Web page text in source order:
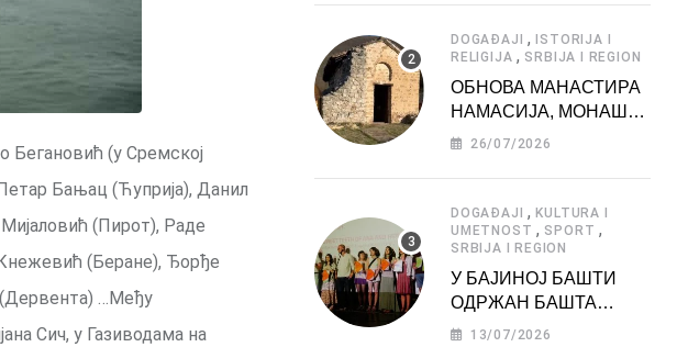
Бегановић (у Сремској
Бањац (Ћуприја), Данил
(Пирот), Раде
(Беране), Ђорђе
…Међу
Сич, у Газиводама на
АТРАКЦИЈА
DOGAĐAJI , ISTORIJA I
RELIGIJA , SRBIJA I REGION
ОБНОВА МАНАСТИРА
НАМАСИЈА, МОНАШКЕ
ЗАДУЖБИНЕ
26/07/2026
DOGAĐAJI ,KULTURA I
UMETNOST , SPORT ,
SRBIJA I REGION
У БАЈИНОЈ БАШТИ
ОДРЖАН БАШТА
ФЕСТ 2026
13/07/2026